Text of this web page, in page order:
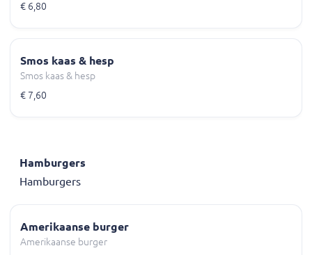
€ 6,80
Smos kaas & hesp
Smos kaas & hesp
€ 7,60
Hamburgers
Hamburgers
Amerikaanse burger
Amerikaanse burger